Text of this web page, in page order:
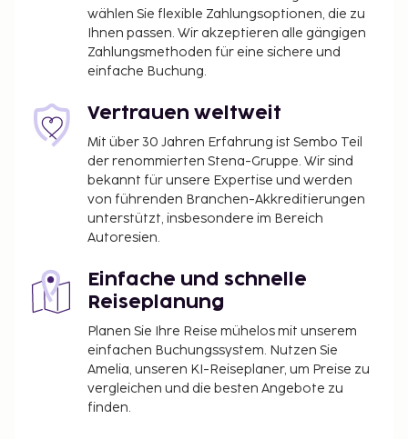
Parkmöglichkeiten, Spielplatz.
Optionen
Kinderbett € 10/Nacht,Vorbestellung. Kinderstuhl
Sonstiges
Endreinigung Einschl. Bettwäsche/Handtücher
Einschl. Kurtaxe/Aufwand für Umweltsanierungen
wird vor Ort bezahlt.
2-4 Stockwerke, Aufzug.
Ankunft
Anreisetag frei wählbar und 5 oder 7 Nächte
Aufenthalt. Weitere Nächte können extra gebucht
werden. Check-In-Zeitpunkt: 15:00, check-out-
zeitpunkt: 10:00.
wählen Sie flexible Zahlungsoptionen, die zu
Ihnen passen. Wir akzeptieren alle gängigen
Zahlungsmethoden für eine sichere und
einfache Buchung.
Vertrauen weltweit
Mit über 30 Jahren Erfahrung ist Sembo Teil
der renommierten Stena-Gruppe. Wir sind
bekannt für unsere Expertise und werden
von führenden Branchen-Akkreditierungen
unterstützt, insbesondere im Bereich
Autoresien.
Einfache und schnelle
Reiseplanung
Planen Sie Ihre Reise mühelos mit unserem
einfachen Buchungssystem. Nutzen Sie
Amelia, unseren KI-Reiseplaner, um Preise zu
vergleichen und die besten Angebote zu
finden.